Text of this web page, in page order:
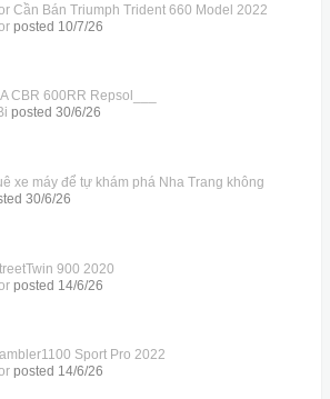
Cần Bán Triumph Trident 660 Model 2022
posted 10/7/26
CBR 600RR Repsol___
posted 30/6/26
xe máy để tự khám phá Nha Trang không
30/6/26
900 2020
posted 14/6/26
Sport Pro 2022
posted 14/6/26